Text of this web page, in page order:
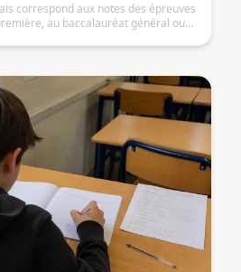
correspond aux notes des épreuves
au baccalauréat général ou